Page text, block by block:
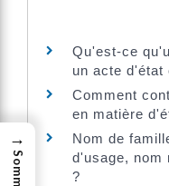
Qu'est-ce
un acte d'état
Comment
en matière
Nom de
d'usage, nom
?
→